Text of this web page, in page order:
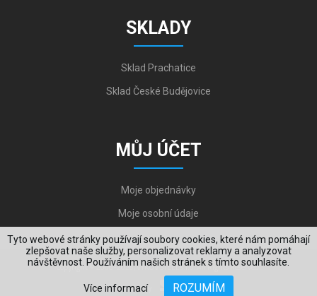
Tyto webové stránky používají soubory cookies, které nám pomáhají
zlepšovat naše služby, personalizovat reklamy a analyzovat
návštěvnost. Používáním našich stránek s tímto souhlasíte.
Více informací ROZUMÍM
SKLADY
Sklad Prachatice
Sklad České Budějovice
MŮJ ÚČET
Moje objednávky
Moje osobní údaje
Copyright © 2006-2026, VYKOV STEEL s.r.o. All Rights Reserved.
Created by